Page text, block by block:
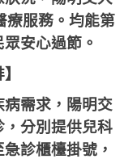
療服務。均能第
安心過節。
需求，陽明交
分別提供兒科
診櫃檯掛號，